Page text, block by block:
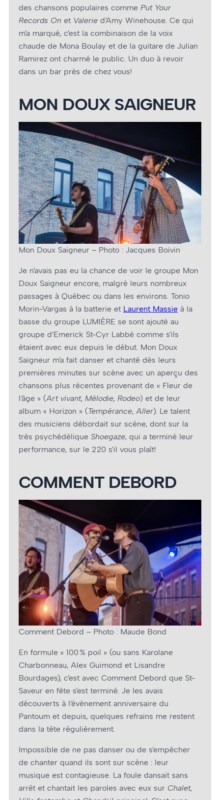
des chansons populaires comme Put Your
Records On et Valerie d’Amy Winehouse. Ce qui
m’a marqué, c’est la combinaison de la voix
chaude de Mona Boulay et de la guitare de Julian
Ramirez ont charmé le public. Un duo à revoir
dans un bar près de chez vous!
MON DOUX SAIGNEUR
Mon Doux Saigneur – Photo : Jacques Boivin
Je n’avais pas eu la chance de voir le groupe Mon
Doux Saigneur encore, malgré leurs nombreux
passages à Québec ou dans les environs. Tonio
Morin-Vargas à la batterie et Laurent Massie à la
basse du groupe LUMIÈRE se sont ajouté au
groupe d’Emerick St-Cyr Labbé comme s’ils
étaient avec eux depuis le début. Mon Doux
Saigneur m’a fait danser et chanté dès leurs
premières minutes sur scène avec un aperçu des
chansons plus récentes provenant de « Fleur de
l’âge » (Art vivant, Mélodie, Rodeo) et de leur
album « Horizon » (Tempérance, Aller). Le talent
des musiciens débordait sur scène, dont sur la
très psychédélique Shoegaze, qui a terminé leur
performance, sur le 220 s’il vous plaît!
COMMENT DEBORD
Comment Debord – Photo : Maude Bond
En formule « 100 % poil » (ou sans Karolane
Charbonneau, Alex Guimond et Lisandre
Bourdages), c’est avec Comment Debord que St-
Saveur en fête s’est terminé. Je les avais
découverts à l’événement anniversaire du
Pantoum et depuis, quelques refrains me restent
dans la tête régulièrement.
Impossible de ne pas danser ou de s’empêcher
de chanter quand ils sont sur scène : leur
musique est contagieuse. La foule dansait sans
arrêt et chantait les paroles avec eux sur Chalet,